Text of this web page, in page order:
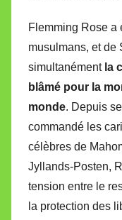
Flemming Rose a
musulmans, et de
simultanément la
blâmé pour la
monde. Depuis
commandé les
célèbres de
Jyllands-Posten,
tension entre le
la protection des